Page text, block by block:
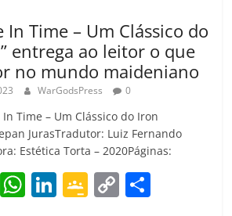
In Time – Um Clássico do
entrega ao leitor o que
no mundo maideniano
WarGodsPress 0
Time – Um Clássico do Iron
JurasTradutor: Luiz Fernando
Estética Torta – 2020Páginas:
E W Li G C